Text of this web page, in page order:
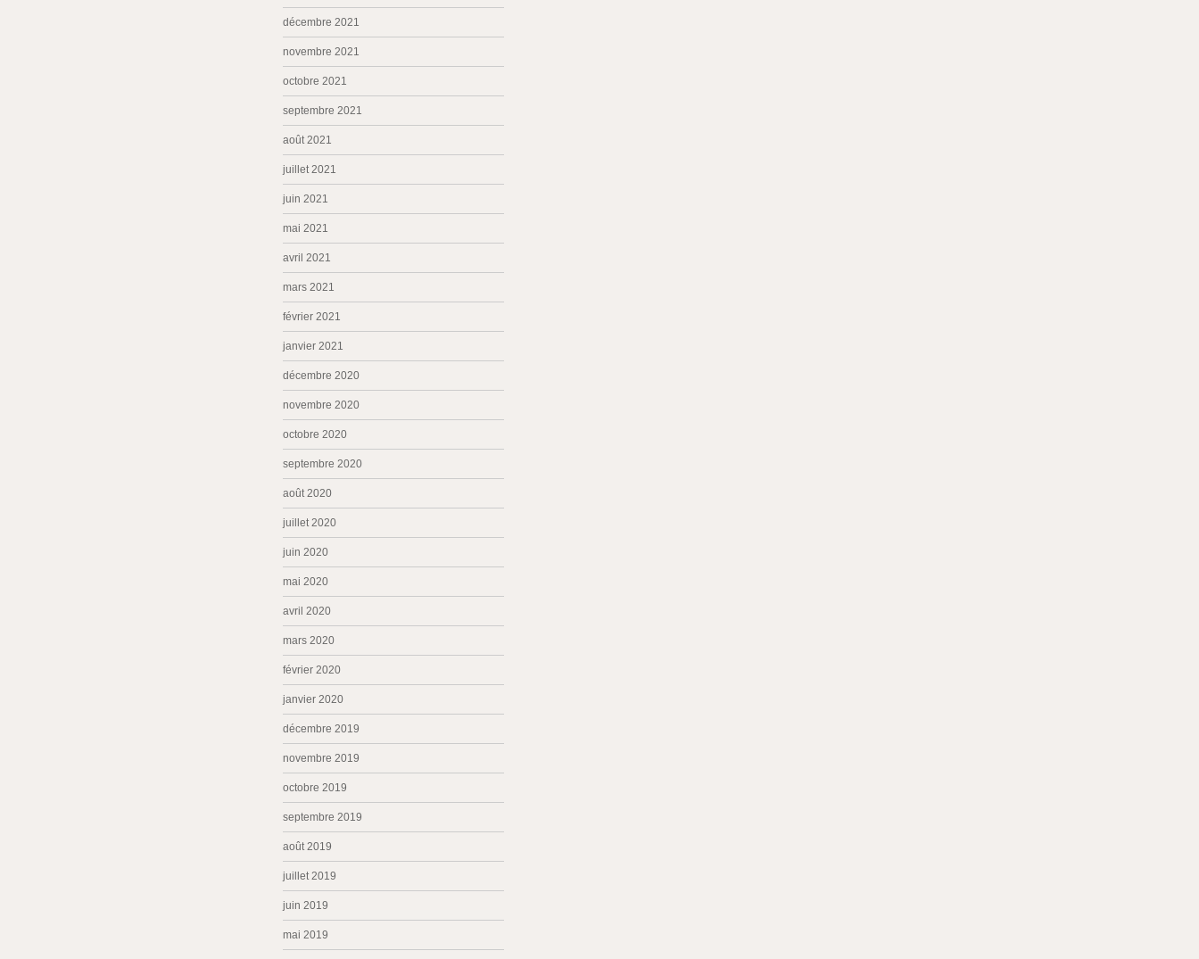
décembre 2021
novembre 2021
octobre 2021
septembre 2021
août 2021
juillet 2021
juin 2021
mai 2021
avril 2021
mars 2021
février 2021
janvier 2021
décembre 2020
novembre 2020
octobre 2020
septembre 2020
août 2020
juillet 2020
juin 2020
mai 2020
avril 2020
mars 2020
février 2020
janvier 2020
décembre 2019
novembre 2019
octobre 2019
septembre 2019
août 2019
juillet 2019
juin 2019
mai 2019